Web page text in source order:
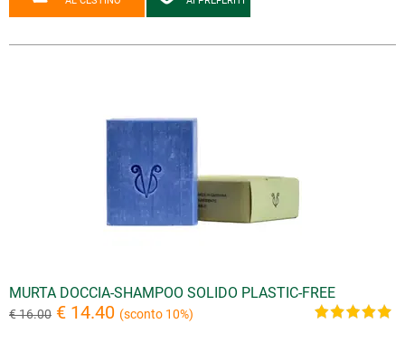
MURTA DOCCIA-SHAMPOO SOLIDO PLASTIC-FREE
€ 16.00 € 14.40 (sconto 10%)